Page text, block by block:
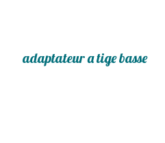
adaptateur a tige basse